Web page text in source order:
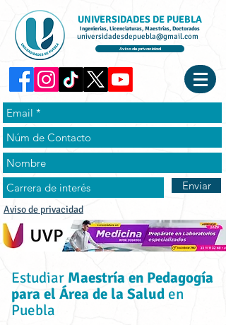
UNIVERSIDADES DE PUEBLA
Ingenierías, Licenciaturas, Maestrías, Doctorados
universidadesdepuebla@gmail.com
Aviso de privacidad
Enviar
Aviso de privacidad
Estudiar Maestría en Pedagogía
para el Área de la Salud en
Puebla